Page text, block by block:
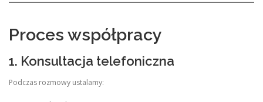
Proces współpracy
1. Konsultacja telefoniczna
Podczas rozmowy ustalamy: